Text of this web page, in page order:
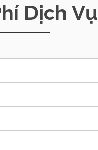
Dịch Vụ